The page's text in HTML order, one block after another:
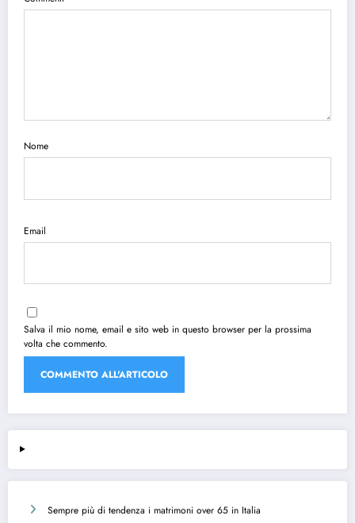
Nome
Email
Salva il mio nome, email e sito web in questo browser per la prossima
volta che commento.
Sempre più di tendenza i matrimoni over 65 in Italia